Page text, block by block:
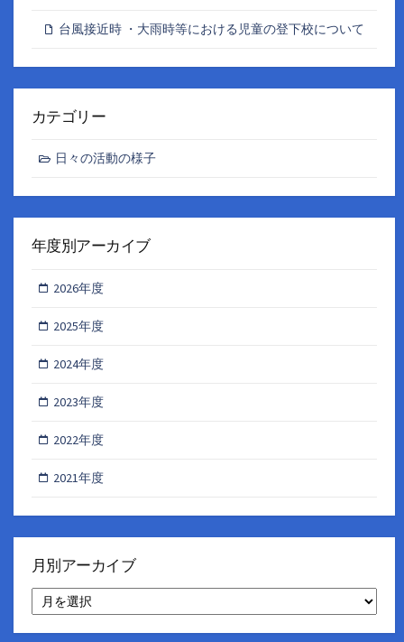
台風接近時 ・大雨時等における児童の登下校について
カテゴリー
日々の活動の様子
年度別アーカイブ
2026年度
2025年度
2024年度
2023年度
2022年度
2021年度
月別アーカイブ
別
ア